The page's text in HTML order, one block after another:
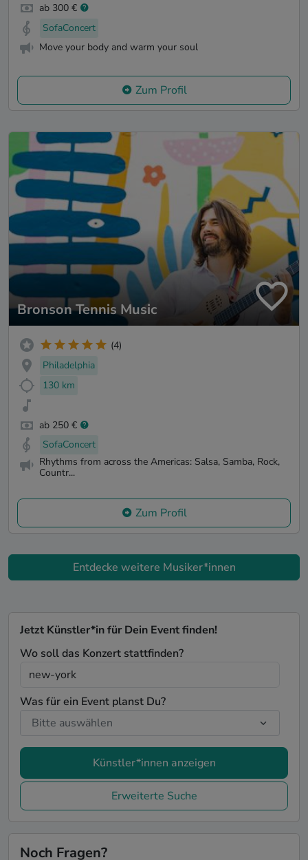
ab 300 €
SofaConcert
Move your body and warm your soul
Zum Profil
Bronson Tennis Music
(4)
Philadelphia
130 km
ab 250 €
SofaConcert
Rhythms from across the Americas: Salsa, Samba, Rock,
Countr...
Zum Profil
Entdecke weitere Musiker*innen
Jetzt Künstler*in für Dein Event finden!
Wo soll das Konzert stattfinden?
Was für ein Event planst Du?
Künstler*innen anzeigen
Erweiterte Suche
Noch Fragen?